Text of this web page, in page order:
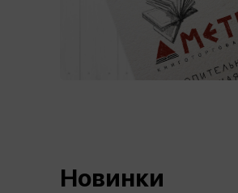
Новинки